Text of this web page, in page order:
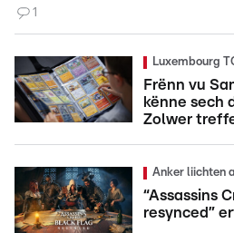
1
Luxembourg
Frënn vu
kënne sech
Zolwer
Anker liichten
“Assassins
resynced”